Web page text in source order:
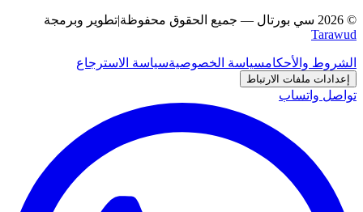
©
2026 سي بورتال — جميع الحقوق محفوظة|تطوير وبرمجة
Tarawud
الشروط والأحكامسياسة الخصوصيةسياسة الاسترجاع
إعدادات ملفات الارتباط
تواصل واتساب